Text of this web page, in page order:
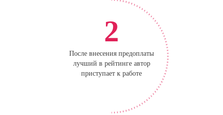
2
После внесения предоплаты
лучший в рейтинге автор
приступает к работе